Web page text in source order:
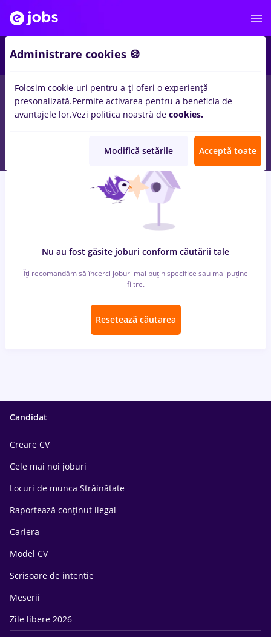
locuri de muncacu salarii winner, Full timeinTimisoara
pentruStudent, Fara experientainConstructii / Instalatii, IT /
Telecom
Nu au fost găsite joburi conform căutării tale
Îți recomandăm să încerci joburi mai puțin specifice sau mai puține
filtre.
Resetează căutarea
Candidat
Creare CV
Cele mai noi joburi
Locuri de munca Străinătate
Raportează conținut ilegal
Cariera
Model CV
Scrisoare de intentie
Meserii
Zile libere 2026
Administrare cookies 🍪
Folosim cookie-uri pentru a-ți oferi o experiență
presonalizată.Permite activarea pentru a beneficia de
avantajele lor.Vezi politica noastră de cookies.
Modifică setările Acceptă toate